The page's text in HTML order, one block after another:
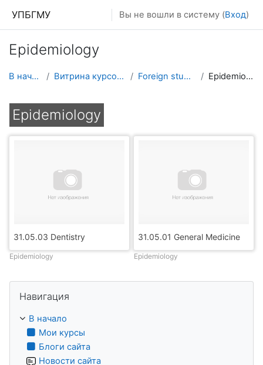
УПБГМУ Вы не вошли в систему (Вход)
Epidemiology
В начало Витрина курсов 3KL Foreign students Epidemiology
Epidemiology
31.05.03 Dentistry
Epidemiology
31.05.01 General Medicine
Epidemiology
Навигация
В начало
Мои курсы
Блоги сайта
Новости сайта